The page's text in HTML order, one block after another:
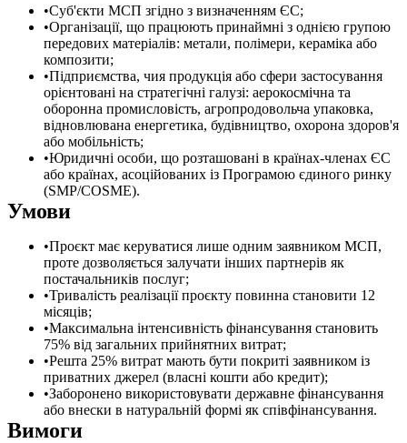
Суб'єкти МСП згідно з визначенням ЄС;
Організації, що працюють принаймні з однією групою
передових матеріалів: метали, полімери, кераміка або
композити;
Підприємства, чия продукція або сфери застосування
орієнтовані на стратегічні галузі: аерокосмічна та
оборонна промисловість, агропродовольча упаковка,
відновлювана енергетика, будівництво, охорона здоров'я
або мобільність;
Юридичні особи, що розташовані в країнах-членах ЄС
або країнах, асоційованих із Програмою єдиного ринку
(SMP/COSME).
Умови
Проєкт має керуватися лише одним заявником МСП,
проте дозволяється залучати інших партнерів як
постачальників послуг;
Тривалість реалізації проєкту повинна становити 12
місяців;
Максимальна інтенсивність фінансування становить
75% від загальних прийнятних витрат;
Решта 25% витрат мають бути покриті заявником із
приватних джерел (власні кошти або кредит);
Заборонено використовувати державне фінансування
або внески в натуральній формі як співфінансування.
Вимоги